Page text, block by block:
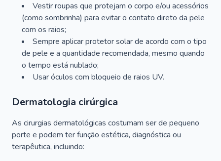
Vestir roupas que protejam o corpo e/ou acessórios
(como sombrinha) para evitar o contato direto da pele
com os raios;
Sempre aplicar protetor solar de acordo com o tipo
de pele e a quantidade recomendada, mesmo quando
o tempo está nublado;
Usar óculos com bloqueio de raios UV.
Dermatologia cirúrgica
As cirurgias dermatológicas costumam ser de pequeno
porte e podem ter função estética, diagnóstica ou
terapêutica, incluindo: